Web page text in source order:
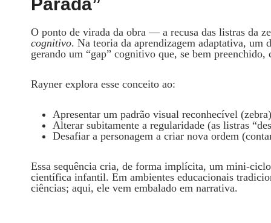
O ponto de virada da obra — a recusa das listras da
cognitivo. Na teoria da aprendizagem adaptativa, um
gerando um “gap” cognitivo que, se bem preenchido,
Rayner explora esse conceito ao:
Apresentar um padrão visual reconhecível
Alterar subitamente a regularidade (as listras
Desafiar a personagem a criar nova ordem
Essa sequência cria, de forma implícita, um
científica infantil. Em ambientes educacionais
ciências; aqui, ele vem embalado em narrativa.